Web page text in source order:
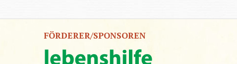
FÖRDERER/SPONSOREN